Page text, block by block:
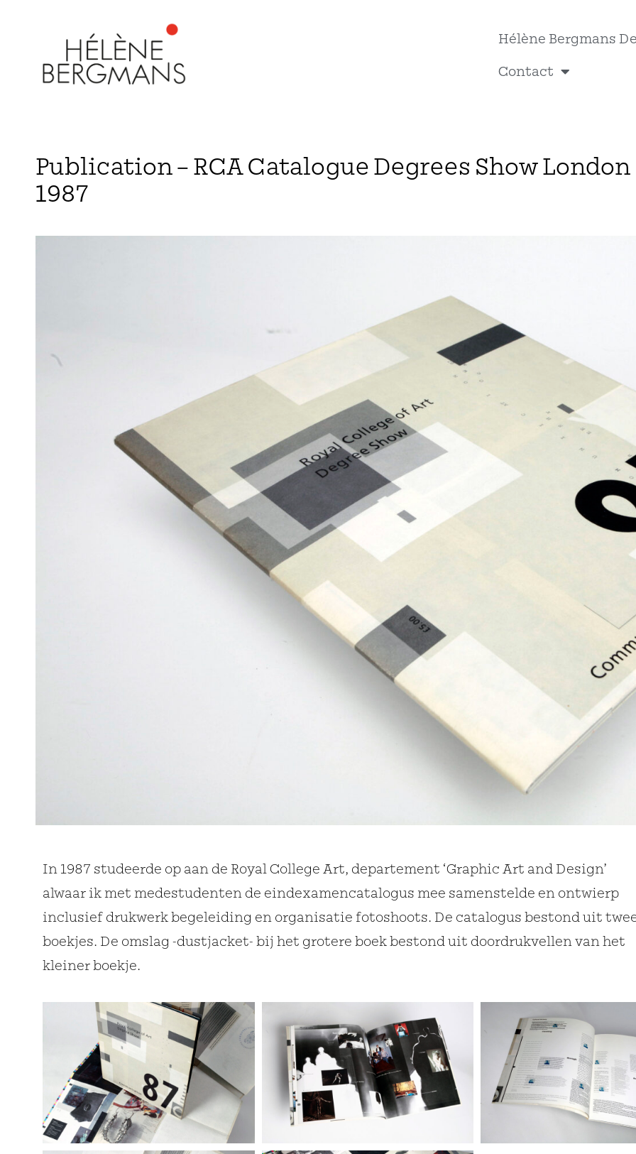
Hélène Bergmans
Contact
Publication – RCA Catalogue Degrees Show London
1987
In 1987 studeerde op aan de Royal College Art, departement ‘Graphic Art and Design’
alwaar ik met medestudenten de eindexamencatalogus mee samenstelde en ontwierp
inclusief drukwerk begeleiding en organisatie fotoshoots. De catalogus bestond uit
boekjes. De omslag -dustjacket- bij het grotere boek bestond uit doordrukvellen van het
kleiner boekje.